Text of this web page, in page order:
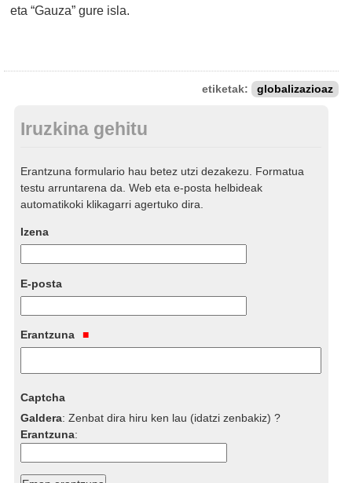
eta “Gauza” gure isla.
etiketak: globalizazioaz
Iruzkina gehitu
Erantzuna formulario hau betez utzi dezakezu. Formatua
testu arruntarena da. Web eta e-posta helbideak
automatikoki klikagarri agertuko dira.
Izena
E-posta
Erantzuna
Captcha
Galdera:Zenbat dira hiru ken lau (idatzi zenbakiz) ?
Erantzuna: